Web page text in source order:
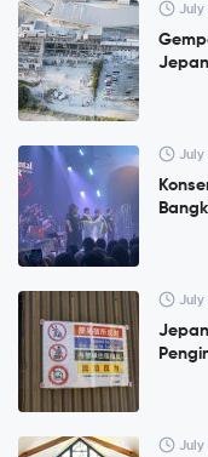
July
July
July
July